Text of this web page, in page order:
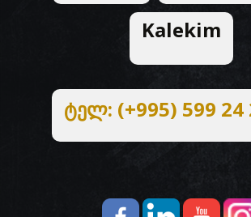
Kalekim
ტელ: (+995) 599 24